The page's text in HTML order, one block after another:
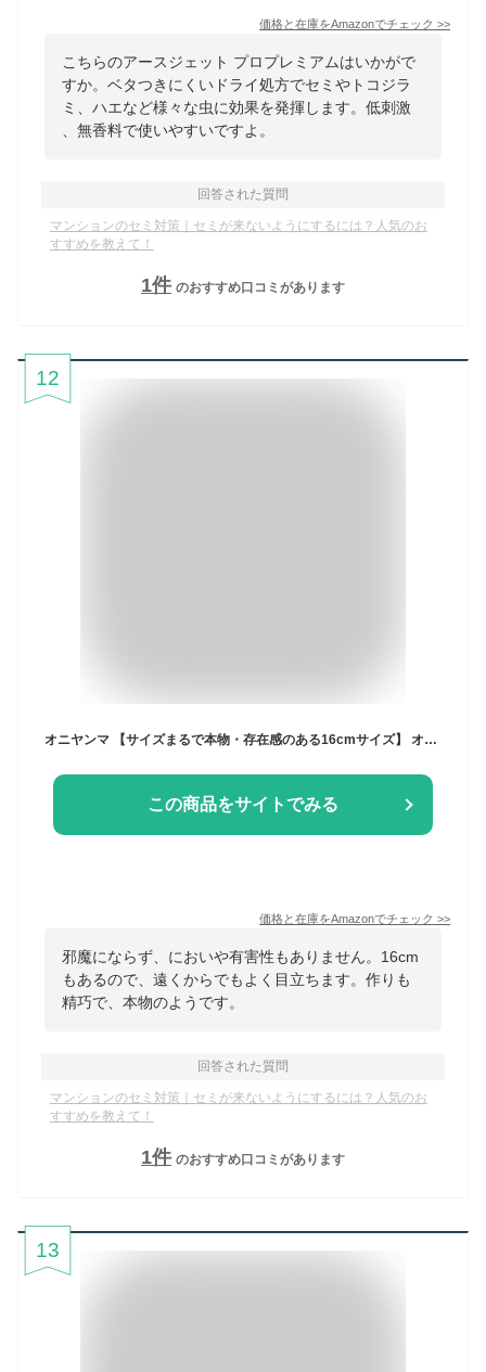
価格と在庫をAmazonでチェック >>
こちらのアースジェット プロプレミアムはいかがで
すか。ベタつきにくいドライ処方でセミやトコジラ
ミ、ハエなど様々な虫に効果を発揮します。低刺激
、無香料で使いやすいですよ。
回答された質問
マンションのセミ対策｜セミが来ないようにするには？人気のお
すすめを教えて！
1件 のおすすめ口コミがあります
12
この商品をサイトでみる
価格と在庫をAmazonでチェック >>
邪魔にならず、においや有害性もありません。16cm
もあるので、遠くからでもよく目立ちます。作りも
精巧で、本物のようです。
回答された質問
マンションのセミ対策｜セミが来ないようにするには？人気のお
すすめを教えて！
1件 のおすすめ口コミがあります
13